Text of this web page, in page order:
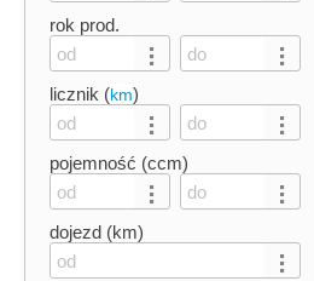
rok prod.
licznik (km)
pojemność (ccm)
dojezd (km)